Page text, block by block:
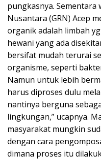
pungkasnya. Sementara
Nusantara (GRN) Acep
organik adalah limbah
hewani yang ada
bersifat mudah terurai
organisme, seperti
Namun untuk lebih
harus diproses dulu
nantinya berguna
lingkungan,” ucapnya.
masyarakat mungkin
dengan cara
dimana proses itu